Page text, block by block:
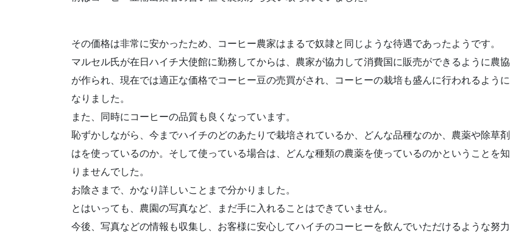
その価格は非常に安かったため、コーヒー農家はまるで奴隷と同じような待遇であったようです。
マルセル氏が在日ハイチ大使館に勤務してからは、農家が協力して消費国に販売ができるように農協
が作られ、現在では適正な価格でコーヒー豆の売買がされ、コーヒーの栽培も盛んに行われるように
なりました。
また、同時にコーヒーの品質も良くなっています。
恥ずかしながら、今までハイチのどのあたりで栽培されているか、どんな品種なのか、農薬や除草剤
はを使っているのか。そして使っている場合は、どんな種類の農薬を使っているのかということを知
りませんでした。
お陰さまで、かなり詳しいことまで分かりました。
とはいっても、農園の写真など、まだ手に入れることはできていません。
今後、写真などの情報も収集し、お客様に安心してハイチのコーヒーを飲んでいただけるような努力